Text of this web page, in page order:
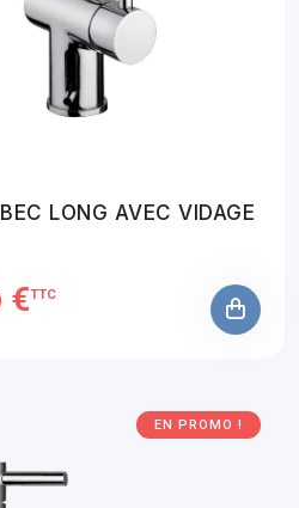
LONG AVEC VIDAGE
€TTC
EN PROMO !